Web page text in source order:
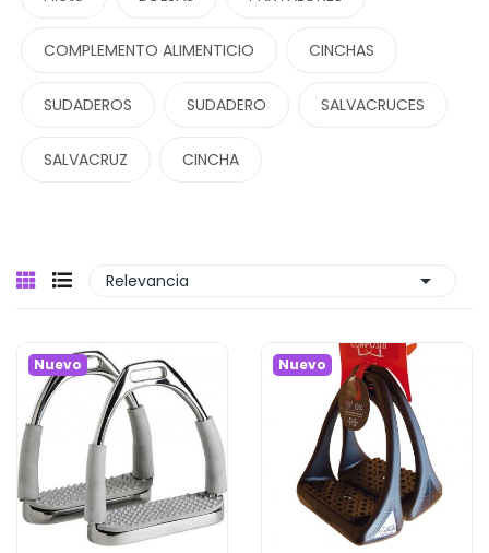
COMPLEMENTO ALIMENTICIO CINCHAS
SUDADEROS SUDADERO SALVACRUCES
SALVACRUZ CINCHA
Relevancia 
Nuevo Nuevo